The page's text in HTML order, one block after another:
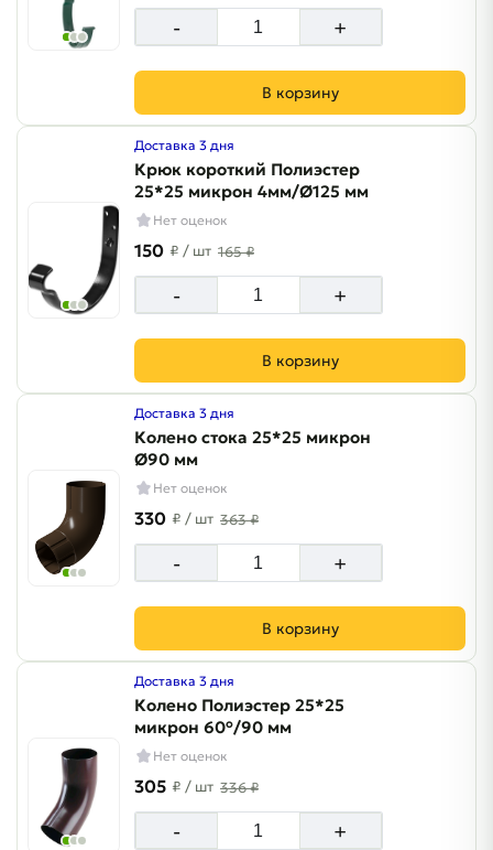
- +
В корзину
Доставка 3 дня
Крюк короткий Полиэстер
25*25 микрон 4мм/Ø125 мм
Нет оценок
150 ₽ / шт 165 ₽
- +
В корзину
Доставка 3 дня
Колено стока 25*25 микрон
Ø90 мм
Нет оценок
330 ₽ / шт 363 ₽
- +
В корзину
Доставка 3 дня
Колено Полиэстер 25*25
микрон 60°/90 мм
Нет оценок
305 ₽ / шт 336 ₽
- +